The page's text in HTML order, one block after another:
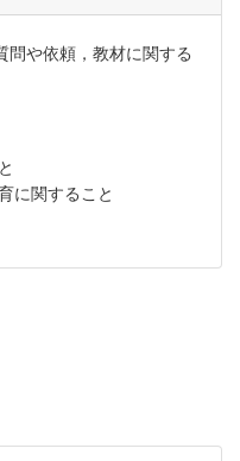
や依頼，教材に関する
に関すること